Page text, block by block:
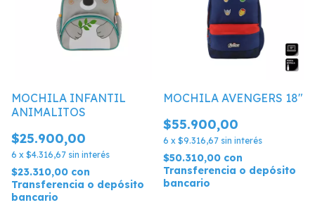
MOCHILA INFANTIL
ANIMALITOS
$25.900,00
6 x $4.316,67 sin interés
$23.310,00 con
Transferencia o depósito
bancario
MOCHILA AVENGERS 18"
$55.900,00
6 x $9.316,67 sin interés
$50.310,00 con
Transferencia o depósito
bancario